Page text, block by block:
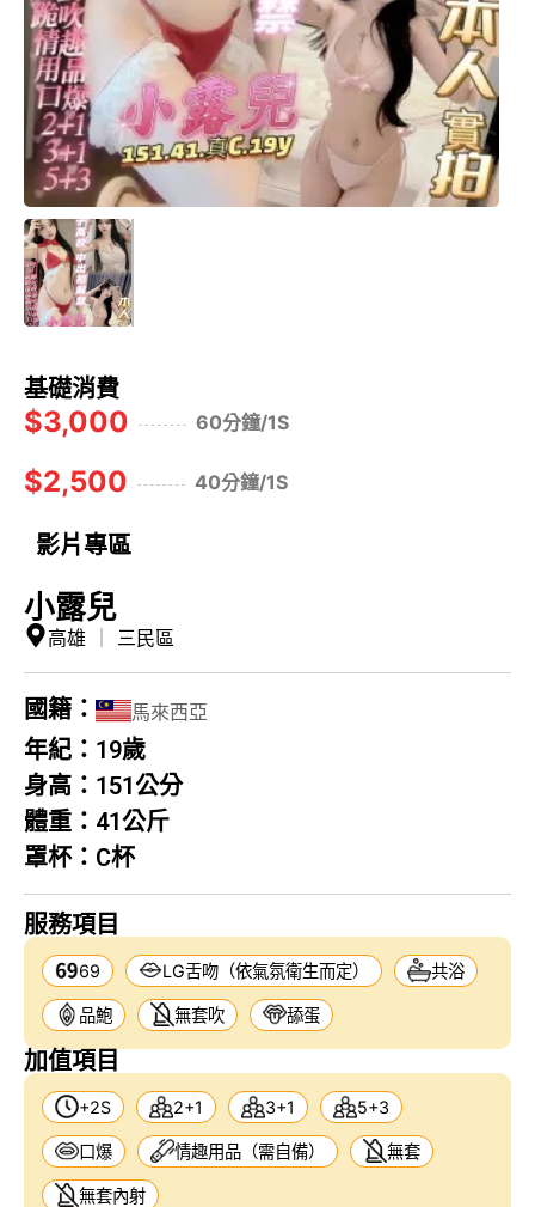
基礎消費
$3,000 60分鐘/1S
$2,500 40分鐘/1S
影片專區
小露兒
高雄 三民區
國籍： 馬來西亞
年紀： 19歲
身高： 151公分
體重： 41公斤
罩杯： C杯
服務項目
69 LG舌吻（依氣氛衛生而定） 共浴
品鮑 無套吹 舔蛋
加值項目
+2S 2+1 3+1 5+3
口爆 情趣用品（需自備） 無套
無套內射